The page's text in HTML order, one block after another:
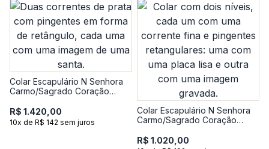
Colar Escapulário N Senhora
Carmo/Sagrado Coração
R$ 1.420,00
10x de R$ 142 sem juros
Colar Escapulário N Senhora
Carmo/Sagrado Coração
R$ 1.020,00